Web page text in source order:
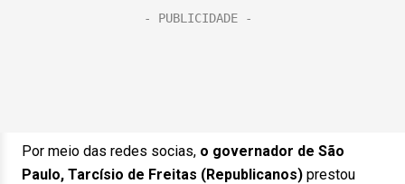
Por meio das redes socias, o governador de São
Paulo, Tarcísio de Freitas (Republicanos) prestou